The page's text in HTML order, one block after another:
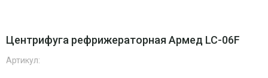
Центрифуга рефрижераторная Армед LC-06F
Артикул: